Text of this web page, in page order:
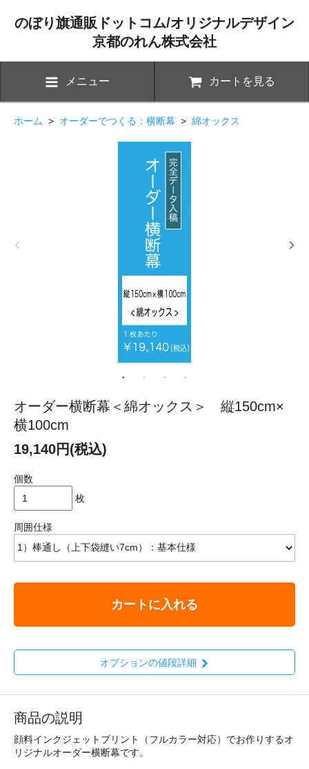
のぼり旗通販ドットコム/オリジナルデザイン
京都のれん株式会社
メニュー カートを見る
ホーム > オーダーでつくる：横断幕 > 綿オックス
オーダー横断幕＜綿オックス＞ 縦150cm×
横100cm
19,140円(税込)
個数
枚
周囲仕様
カートに入れる
オプションの値段詳細
商品の説明
顔料インクジェットプリント（フルカラー対応）でお作りするオ
リジナルオーダー横断幕です。